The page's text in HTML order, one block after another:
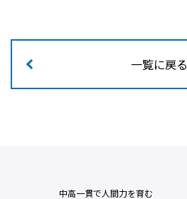
一覧に戻る
中高一貫で人間力を育む